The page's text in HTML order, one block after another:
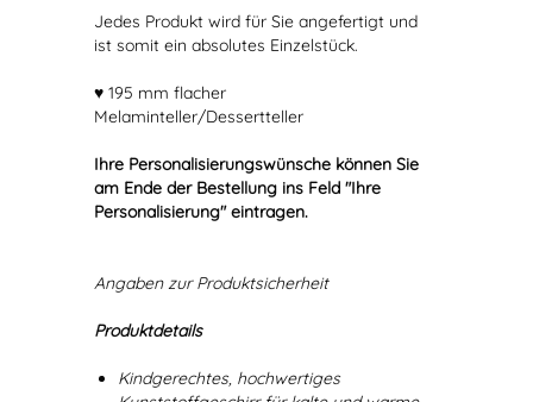
Jedes Produkt wird für Sie angefertigt und
ist somit ein absolutes Einzelstück.
♥ 195 mm flacher
Melaminteller/Dessertteller
Ihre Personalisierungswünsche können Sie
am Ende der Bestellung ins Feld "Ihre
Personalisierung" eintragen.
Angaben zur Produktsicherheit
Produktdetails
Kindgerechtes, hochwertiges